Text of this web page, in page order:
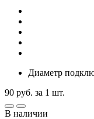
Диаметр
90 руб. за 1 шт.
В наличии